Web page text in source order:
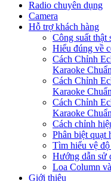
Radio chuyên dụng
Camera
Hỗ trợ khách hàng
Công suất thật
Hiểu đúng về
Cách Chỉnh
Karaoke
Cách Chỉnh
Karaoke
Cách Chỉnh
Karaoke
Cách chỉnh
Phân biệt
Tìm hiểu vệ
Hướng dẫn sử
Loa Column
Giới thiệu